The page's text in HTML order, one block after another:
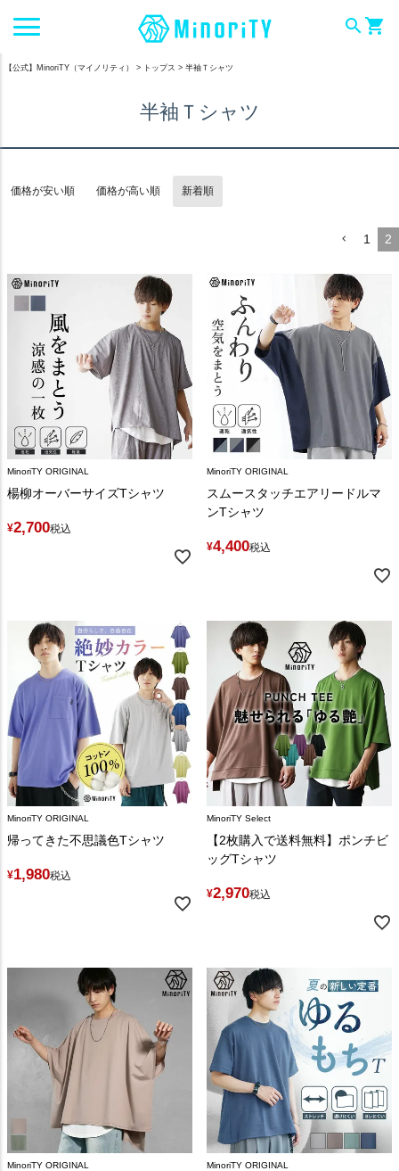
searchshopping_cart
【公式】MinoriTY（マイノリティ） トップス 半袖Ｔシャツ
半袖Ｔシャツ
価格が安い順 価格が高い順 新着順
1 2
MinoriTY ORIGINAL
楊柳オーバーサイズTシャツ
¥2,700税込
MinoriTY ORIGINAL
スムースタッチエアリードルマ
ンTシャツ
¥4,400税込
MinoriTY ORIGINAL
帰ってきた不思議色Tシャツ
¥1,980税込
MinoriTY Select
【2枚購入で送料無料】ポンチビ
ッグTシャツ
¥2,970税込
MinoriTY ORIGINAL MinoriTY ORIGINAL